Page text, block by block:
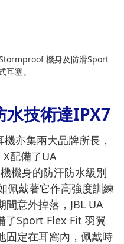
機身及防滑Sport
耳塞。
技術達IPX7
亦集兩大品牌所長，
X配備了UA
機身的防汗防水級別
佩戴著它作高強度訓練
間意外掉落，JBL UA
了Sport Flex Fit 羽翼
固定在耳窩內，佩戴時